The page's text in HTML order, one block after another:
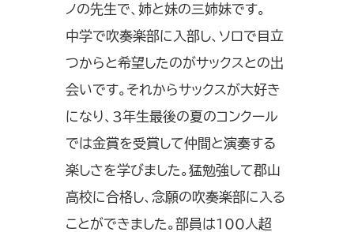
ノの先生で、姉と妹の三姉妹です。
中学で吹奏楽部に入部し、ソロで目立
つからと希望したのがサックスとの出
会いです。それからサックスが大好き
になり、3年生最後の夏のコンクール
では金賞を受賞して仲間と演奏する
楽しさを学びました。猛勉強して郡山
高校に合格し、念願の吹奏楽部に入る
ことができました。部員は100人超